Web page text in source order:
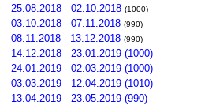
25.08.2018 - 02.10.2018 (1000)
03.10.2018 - 07.11.2018 (990)
08.11.2018 - 13.12.2018 (990)
14.12.2018 - 23.01.2019 (1000)
24.01.2019 - 02.03.2019 (1000)
03.03.2019 - 12.04.2019 (1010)
13.04.2019 - 23.05.2019 (990)